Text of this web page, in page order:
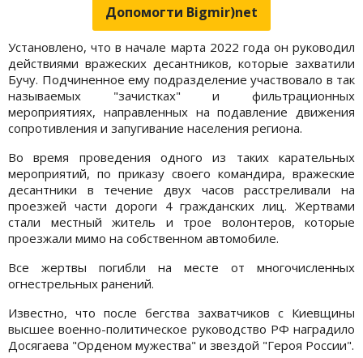
Допомогти Bigmir)net
Установлено, что в начале марта 2022 года он руководил
действиями вражеских десантников, которые захватили
Бучу. Подчиненное ему подразделение участвовало в так
называемых "зачистках" и фильтрационных
мероприятиях, направленных на подавление движения
сопротивления и запугивание населения региона.
Во время проведения одного из таких карательных
мероприятий, по приказу своего командира, вражеские
десантники в течение двух часов расстреливали на
проезжей части дороги 4 гражданских лиц. Жертвами
стали местный житель и трое волонтеров, которые
проезжали мимо на собственном автомобиле.
Все жертвы погибли на месте от многочисленных
огнестрельных ранений.
Известно, что после бегства захватчиков с Киевщины
высшее военно-политическое руководство РФ наградило
Досягаева "Орденом мужества" и звездой "Героя России".